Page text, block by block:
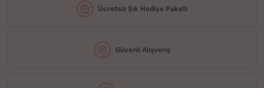
Ücretsiz Şık Hediye Paketi
Güvenli Alışveriş